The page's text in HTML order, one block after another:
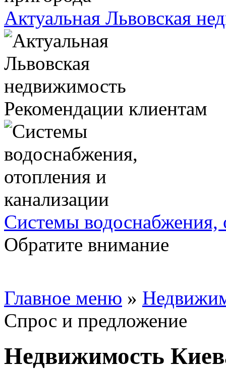
Актуальная Львовская
Рекомендации клиентам
Системы водоснабжения,
Обратите внимание
Главное меню »
Спрос и предложение
Недвижимость